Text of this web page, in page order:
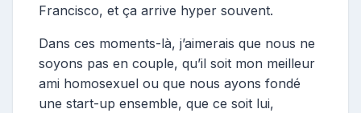
Francisco, et ça arrive hyper souvent.
Dans ces moments-là, j’aimerais que nous ne
soyons pas en couple, qu’il soit mon meilleur
ami homosexuel ou que nous ayons fondé
une start-up ensemble, que ce soit lui,